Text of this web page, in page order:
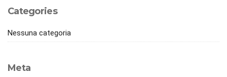
Categories
Nessuna categoria
Meta